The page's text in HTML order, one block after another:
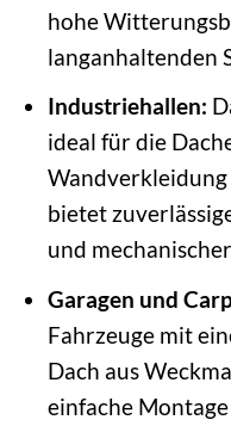
hohe
langanhaltenden
Industriehallen:
ideal für die
bietet
und
Garagen und
Fahrzeuge mit
Dach aus
einfache